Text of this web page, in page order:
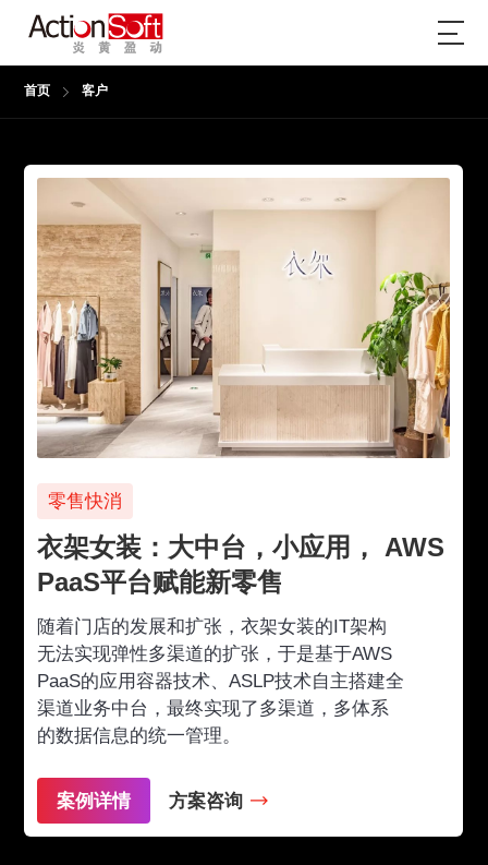
首页 客户
零售快消
衣架女装：大中台，小应用， AWS
PaaS平台赋能新零售
随着门店的发展和扩张，衣架女装的IT架构
无法实现弹性多渠道的扩张，于是基于AWS
PaaS的应用容器技术、ASLP技术自主搭建全
渠道业务中台，最终实现了多渠道，多体系
的数据信息的统一管理。
案例详情 方案咨询